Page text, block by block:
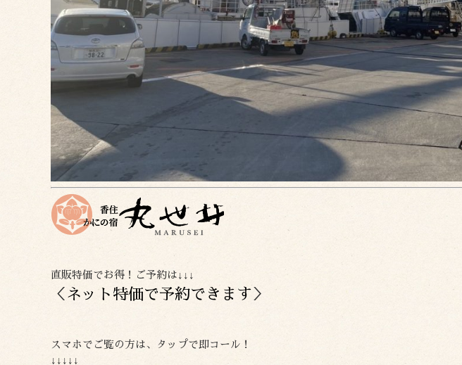
直販特価でお得！ご予約は↓↓↓
＜ ネット特価で予約できます ＞
スマホでご覧の方は、タップで即コール！
↓↓↓↓↓